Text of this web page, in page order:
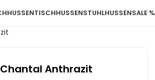
TISCHHUSSENSTUHLHUSSENSALE %
Anthrazit